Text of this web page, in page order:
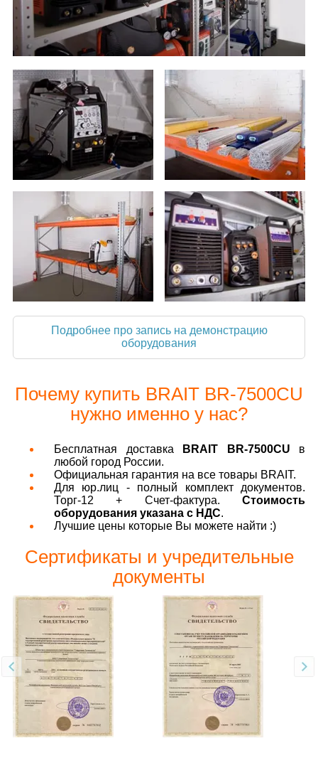
Подробнее про запись на демонстрацию
оборудования
Почему купить BRAIT BR-7500CU
нужно именно у нас?
Бесплатная доставка BRAIT BR-7500CU в
любой город России.
Официальная гарантия на все товары BRAIT.
Для юр.лиц - полный комплект документов.
Торг-12 + Счет-фактура. Стоимость
оборудования указана с НДС.
Лучшие цены которые Вы можете найти :)
Сертификаты и учредительные
документы